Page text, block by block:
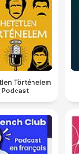
Történelem
Podcast